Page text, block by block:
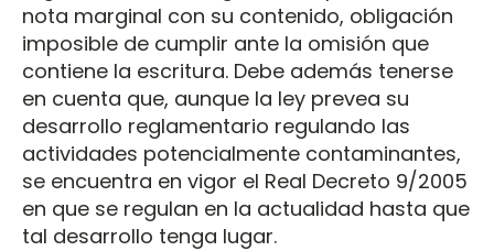
nota marginal con su contenido, obligación
imposible de cumplir ante la omisión que
contiene la escritura. Debe además tenerse
en cuenta que, aunque la ley prevea su
desarrollo reglamentario regulando las
actividades potencialmente contaminantes,
se encuentra en vigor el Real Decreto 9/2005
en que se regulan en la actualidad hasta que
tal desarrollo tenga lugar.